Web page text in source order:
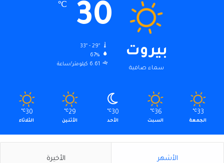
بيروت
سماء صافية
30
℃
33º - 29º
67%
6.61 كيلومتر/ساعة
33
℃
الجمعة
36
℃
السبت
30
℃
الأحد
29
℃
الأثنين
30
℃
الثلاثاء
الأشهر الأخيرة